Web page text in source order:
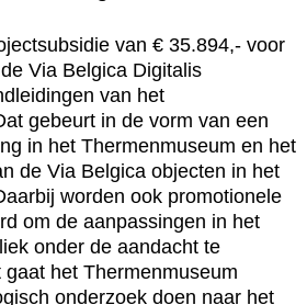
van € 35.894,- voor
Via Belgica Digitalis
van het
gebeurt in de vorm van een
in het Thermenmuseum en het
de Via Belgica objecten in het
worden ook promotionele
om de aanpassingen in het
onder de aandacht te
het Thermenmuseum
onderzoek doen naar het